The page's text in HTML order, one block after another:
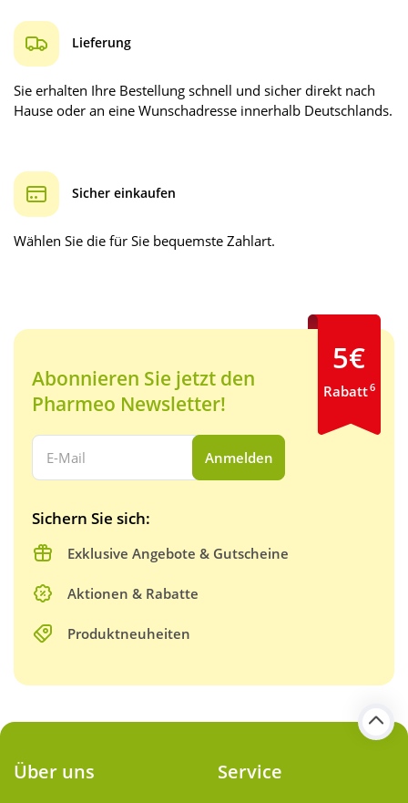
Lieferung
Sie erhalten Ihre Bestellung schnell und sicher direkt nach
Hause oder an eine Wunschadresse innerhalb Deutschlands.
Sicher einkaufen
Wählen Sie die für Sie bequemste Zahlart.
Abonnieren Sie jetzt den
Pharmeo Newsletter!
Ihre E-Mail Adresse:
Anmelden
Sichern Sie sich:
Exklusive Angebote & Gutscheine
Aktionen & Rabatte
Produktneuheiten
5€
Rabatt6
Über uns Service